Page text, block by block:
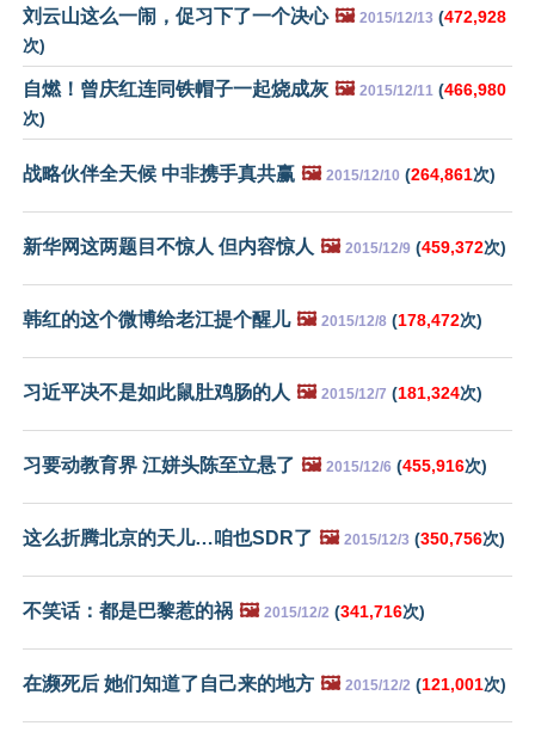
刘云山这么一闹，促习下了一个决心 🖼️ 2015/12/13 (472,928
次)
自燃！曾庆红连同铁帽子一起烧成灰 🖼️ 2015/12/11 (466,980
次)
战略伙伴全天候 中非携手真共赢 🖼️ 2015/12/10 (264,861次)
新华网这两题目不惊人 但内容惊人 🖼️ 2015/12/9 (459,372次)
韩红的这个微博给老江提个醒儿 🖼️ 2015/12/8 (178,472次)
习近平决不是如此鼠肚鸡肠的人 🖼️ 2015/12/7 (181,324次)
习要动教育界 江姘头陈至立悬了 🖼️ 2015/12/6 (455,916次)
这么折腾北京的天儿…咱也SDR了 🖼️ 2015/12/3 (350,756次)
不笑话：都是巴黎惹的祸 🖼️ 2015/12/2 (341,716次)
在濒死后 她们知道了自己来的地方 🖼️ 2015/12/2 (121,001次)